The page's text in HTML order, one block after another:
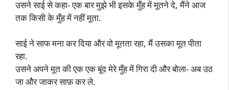
उसने साई से कहा- एक बार मुझे भी इसके मुँह में मूतने दे, मैंने आज
तक किसी के मुँह में नहीं मूता.
साई ने साफ मना कर दिया और वो मूतता रहा, मैं उसका मूत पीता
रहा.
उसने अपने मूत की एक एक बूंद मेरे मुँह में गिरा दी और बोला- अब उठ
जा और जाकर साफ़ कर ले.